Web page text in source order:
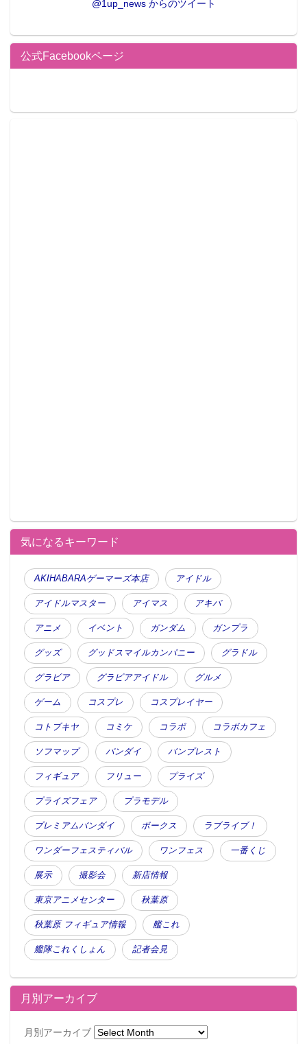
@1up_news からのツイート
公式Facebookページ
気になるキーワード
AKIHABARAゲーマーズ本店 アイドル
アイドルマスター アイマス アキバ
アニメ イベント ガンダム ガンプラ
グッズ グッドスマイルカンパニー グラドル
グラビア グラビアアイドル グルメ
ゲーム コスプレ コスプレイヤー
コトブキヤ コミケ コラボ コラボカフェ
ソフマップ バンダイ バンプレスト
フィギュア フリュー プライズ
プライズフェア プラモデル
プレミアムバンダイ ボークス ラブライブ！
ワンダーフェスティバル ワンフェス 一番くじ
展示 撮影会 新店情報
東京アニメセンター 秋葉原
秋葉原 フィギュア情報 艦これ
艦隊これくしょん 記者会見
月別アーカイブ
月別アーカイブ